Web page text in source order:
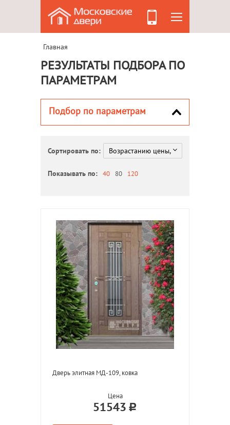
Главная
РЕЗУЛЬТАТЫ ПОДБОРА ПО
ПАРАМЕТРАМ
Подбор по параметрам
Сортировать по:
Показывать по: 40 80 120
Дверь элитная МД-109, ковка
Цена
51543